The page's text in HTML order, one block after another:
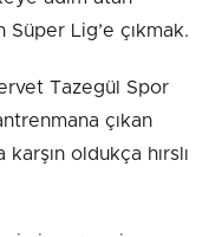
Lig’e çıkmak.
Tazegül Spor
çıkan
karşın oldukça hırslı